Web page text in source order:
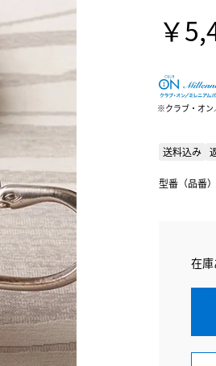
￥
クラブ・オ
送料込み
型番（品番
在庫